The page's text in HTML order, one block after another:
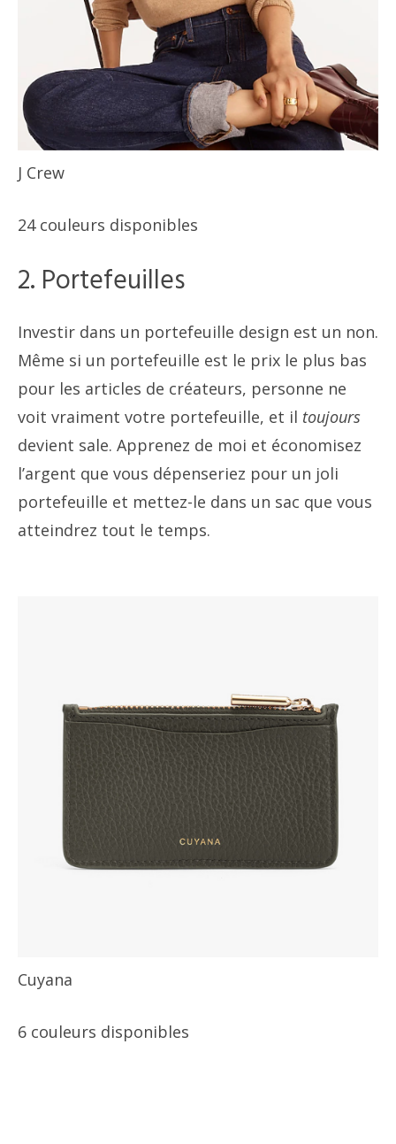
J Crew
24 couleurs disponibles
2. Portefeuilles
Investir dans un portefeuille design est un non.
Même si un portefeuille est le prix le plus bas
pour les articles de créateurs, personne ne
voit vraiment votre portefeuille, et il toujours
devient sale. Apprenez de moi et économisez
l’argent que vous dépenseriez pour un joli
portefeuille et mettez-le dans un sac que vous
atteindrez tout le temps.
Cuyana
6 couleurs disponibles